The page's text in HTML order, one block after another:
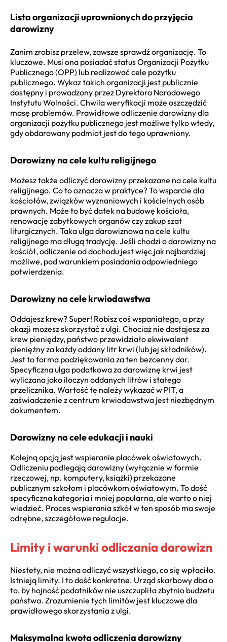
Lista organizacji uprawnionych do przyjęcia
darowizny
Zanim zrobisz przelew, zawsze sprawdź organizację. To
kluczowe. Musi ona posiadać status Organizacji Pożytku
Publicznego (OPP) lub realizować cele pożytku
publicznego. Wykaz takich organizacji jest publicznie
dostępny i prowadzony przez Dyrektora Narodowego
Instytutu Wolności. Chwila weryfikacji może oszczędzić
masę problemów. Prawidłowe odliczenie darowizny dla
organizacji pożytku publicznego jest możliwe tylko wtedy,
gdy obdarowany podmiot jest do tego uprawniony.
Darowizny na cele kultu religijnego
Możesz także odliczyć darowizny przekazane na cele kultu
religijnego. Co to oznacza w praktyce? To wsparcie dla
kościołów, związków wyznaniowych i kościelnych osób
prawnych. Może to być datek na budowę kościoła,
renowację zabytkowych organów czy zakup szat
liturgicznych. Taka ulga darowiznowa na cele kultu
religijnego ma długą tradycję. Jeśli chodzi o darowizny na
kościół, odliczenie od dochodu jest więc jak najbardziej
możliwe, pod warunkiem posiadania odpowiedniego
potwierdzenia.
Darowizny na cele krwiodawstwa
Oddajesz krew? Super! Robisz coś wspaniałego, a przy
okazji możesz skorzystać z ulgi. Chociaż nie dostajesz za
krew pieniędzy, państwo przewidziało ekwiwalent
pieniężny za każdy oddany litr krwi (lub jej składników).
Jest to forma podziękowania za ten bezcenny dar.
Specyficzna ulga podatkowa za darowiznę krwi jest
wyliczana jako iloczyn oddanych litrów i stałego
przelicznika. Wartość tę należy wykazać w PIT, a
zaświadczenie z centrum krwiodawstwa jest niezbędnym
dokumentem.
Darowizny na cele edukacji i nauki
Kolejną opcją jest wspieranie placówek oświatowych.
Odliczeniu podlegają darowizny (wyłącznie w formie
rzeczowej, np. komputery, książki) przekazane
publicznym szkołom i placówkom oświatowym. To dość
specyficzna kategoria i mniej popularna, ale warto o niej
wiedzieć. Proces wspierania szkół w ten sposób ma swoje
odrębne, szczegółowe regulacje.
Limity i warunki odliczania darowizn
Niestety, nie można odliczyć wszystkiego, co się wpłaciło.
Istnieją limity. I to dość konkretne. Urząd skarbowy dba o
to, by hojność podatników nie uszczupliła zbytnio budżetu
państwa. Zrozumienie tych limitów jest kluczowe dla
prawidłowego skorzystania z ulgi.
Maksymalna kwota odliczenia darowizny